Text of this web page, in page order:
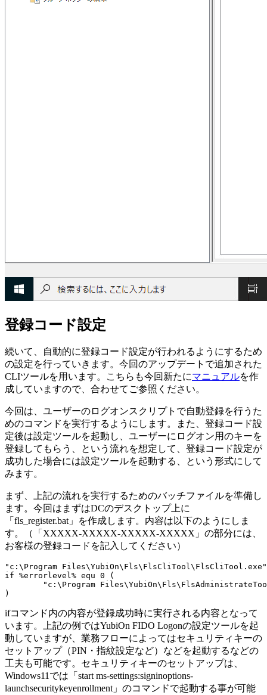
登録コード設定
続いて、自動的に登録コード設定が行われるようにするため
の設定を行っていきます。今回のアップデートで追加された
CLIツールを用います。こちらも今回新たにマニュアルを作
成していますので、合わせてご参照ください。
今回は、ユーザーのログオンスクリプトで自動登録を行うた
めのコマンドを実行するようにします。また、登録コード設
定後は設定ツールを起動し、ユーザーにログオン用のキーを
登録してもらう、という流れを想定して、登録コード設定が
成功した場合には設定ツールを起動する、という形式にして
みます。
まず、上記の流れを実行するためのバッチファイルを準備し
ます。今回はまずはDCのデスクトップ上に
「fls_register.bat」を作成します。内容は以下のようにしま
す。（「XXXXX-XXXXX-XXXXX-XXXXX」の部分には、
お客様の登録コードを記入してください）
"c:\Program Files\YubiOn\Fls\FlsCliTool\FlsCliTool.exe"
if %errorlevel% equ 0 (
ifコマンド内の内容が登録成功時に実行される内容となって
います。上記の例ではYubiOn FIDO Logonの設定ツールを起
動していますが、業務フローによってはセキュリティキーの
セットアップ（PIN・指紋設定など）などを起動するなどの
工夫も可能です。セキュリティキーのセットアップは、
Windows11では「start ms-settings:signinoptions-
launchsecuritykeyenrollment」のコマンドで起動する事が可能